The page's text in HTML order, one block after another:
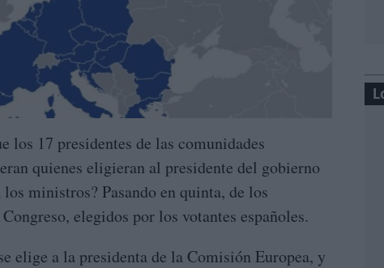
los 17 presidentes de las comunidades
quienes eligieran al presidente del gobierno
los ministros? Pasando en quinta, de los
elegidos por los votantes españoles.
elige a la presidenta de la Comisión Europea, y